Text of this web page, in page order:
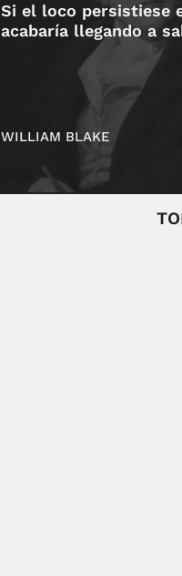
Si el loco persistiese
acabaría llegando a
WILLIAM BLAKE